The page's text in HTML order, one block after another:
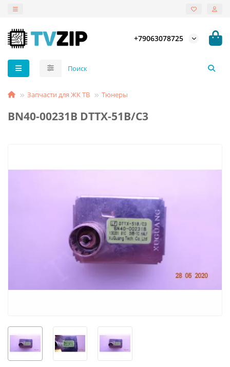
+79063078725
Запчасти для ЖК ТВ Тюнеры
BN40-00231B DTTX-51B/C3